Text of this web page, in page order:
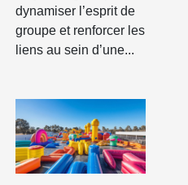
dynamiser l’esprit de
groupe et renforcer les
liens au sein d’une...